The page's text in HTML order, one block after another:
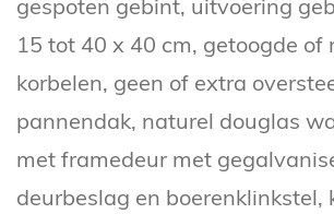
gespoten gebint, uitvoering
15 tot 40 x 40 cm, getoogde of
korbelen, geen of extra
pannendak, naturel douglas
met framedeur met
deurbeslag en boerenklinkstel,